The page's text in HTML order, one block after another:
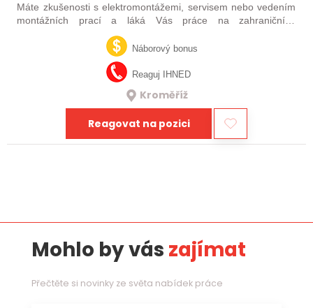
Máte zkušenosti s elektromontážemi, servisem nebo vedením
montážních prací a láká Vás práce na zahraničních
projektech? Nebo jste šikovný elektrikář či elektromontér, který
už nechce být jen „řadový…Náborový bonus
Reaguj IHNED
Kroměříž
Reagovat na pozici
Mohlo by vás zajímat
Přečtěte si novinky ze světa nabídek práce